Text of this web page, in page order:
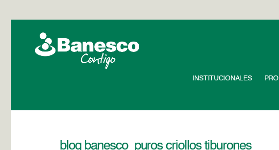
INSTITUCIONALES
blog banesco_puros criollos tiburones